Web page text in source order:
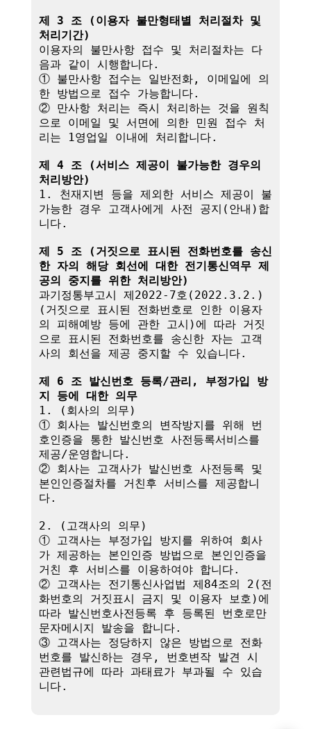
제 3 조 (이용자 불만형태별 처리절차 및
처리기간)
이용자의 불만사항 접수 및 처리절차는 다
음과 같이 시행합니다.
① 불만사항 접수는 일반전화, 이메일에 의
한 방법으로 접수 가능합니다.
② 만사항 처리는 즉시 처리하는 것을 원칙
으로 이메일 및 서면에 의한 민원 접수 처
리는 1영업일 이내에 처리합니다.
제 4 조 (서비스 제공이 불가능한 경우의
처리방안)
1. 천재지변 등을 제외한 서비스 제공이 불
가능한 경우 고객사에게 사전 공지(안내)합
니다.
제 5 조 (거짓으로 표시된 전화번호를 송신
한 자의 해당 회선에 대한 전기통신역무 제
공의 중지를 위한 처리방안)
과기정통부고시 제2022-7호(2022.3.2.)
(거짓으로 표시된 전화번호로 인한 이용자
의 피해예방 등에 관한 고시)에 따라 거짓
으로 표시된 전화번호를 송신한 자는 고객
사의 회선을 제공 중지할 수 있습니다.
제 6 조 발신번호 등록/관리, 부정가입 방
지 등에 대한 의무
1. (회사의 의무)
① 회사는 발신번호의 변작방지를 위해 번
호인증을 통한 발신번호 사전등록서비스를
제공/운영합니다.
② 회사는 고객사가 발신번호 사전등록 및
본인인증절차를 거친후 서비스를 제공합니
다.
2. (고객사의 의무)
① 고객사는 부정가입 방지를 위하여 회사
가 제공하는 본인인증 방법으로 본인인증을
거친 후 서비스를 이용하여야 합니다.
② 고객사는 전기통신사업법 제84조의 2(전
화번호의 거짓표시 금지 및 이용자 보호)에
따라 발신번호사전등록 후 등록된 번호로만
문자메시지 발송을 합니다.
③ 고객사는 정당하지 않은 방법으로 전화
번호를 발신하는 경우, 번호변작 발견 시
관련법규에 따라 과태료가 부과될 수 있습
니다.